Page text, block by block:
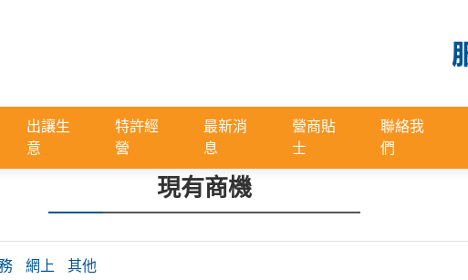
出讓生
意
特許經
營
最新消
息
營商貼
士
聯絡我
們
現有商機
網上 其他